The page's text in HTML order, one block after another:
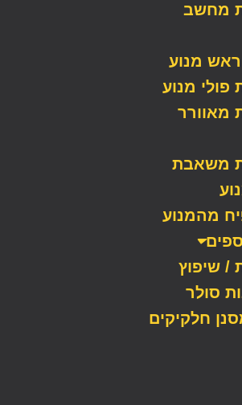
מחשב
ראש מנוע
פולי מנוע
מאוורר
משאבת
מהמנוע
/ שיפוץ
סולר
חלקיקים